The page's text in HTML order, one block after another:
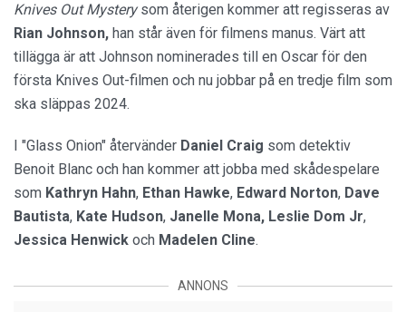
Knives Out Mysterysom återigen kommer att regisseras av
Rian Johnson, han står även för filmens manus. Värt att
tillägga är att Johnson nominerades till en Oscar för den
första Knives Out-filmen och nu jobbar på en tredje film som
ska släppas 2024.
I "Glass Onion" återvänder Daniel Craig som detektiv
Benoit Blanc och han kommer att jobba med skådespelare
som Kathryn Hahn, Ethan Hawke, Edward Norton, Dave
Bautista, Kate Hudson, Janelle Mona, Leslie Dom Jr,
Jessica Henwick och Madelen Cline.
ANNONS